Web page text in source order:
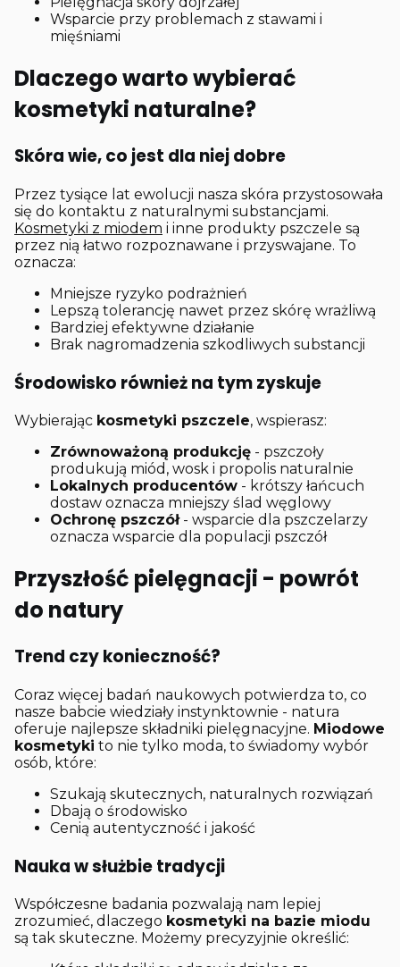
Wsparcie przy problemach z stawami i
mięśniami
Dlaczego warto wybierać
kosmetyki naturalne?
Skóra wie, co jest dla niej dobre
Przez tysiące lat ewolucji nasza skóra przystosowała
się do kontaktu z naturalnymi substancjami.
Kosmetyki z miodem i inne produkty pszczele są
przez nią łatwo rozpoznawane i przyswajane. To
oznacza:
Mniejsze ryzyko podrażnień
Lepszą tolerancję nawet przez skórę wrażliwą
Bardziej efektywne działanie
Brak nagromadzenia szkodliwych substancji
Środowisko również na tym zyskuje
Wybierając kosmetyki pszczele, wspierasz:
Zrównoważoną produkcję - pszczoły
produkują miód, wosk i propolis naturalnie
Lokalnych producentów - krótszy łańcuch
dostaw oznacza mniejszy ślad węglowy
Ochronę pszczół- wsparcie dla pszczelarzy
oznacza wsparcie dla populacji pszczół
Przyszłość pielęgnacji - powrót
do natury
Trend czy konieczność?
Coraz więcej badań naukowych potwierdza to, co
nasze babcie wiedziały instynktownie - natura
oferuje najlepsze składniki pielęgnacyjne. Miodowe
kosmetyki to nie tylko moda, to świadomy wybór
osób, które:
Szukają skutecznych, naturalnych rozwiązań
Dbają o środowisko
Cenią autentyczność i jakość
Nauka w służbie tradycji
Współczesne badania pozwalają nam lepiej
zrozumieć, dlaczego kosmetyki na bazie miodu
są tak skuteczne. Możemy precyzyjnie określić: